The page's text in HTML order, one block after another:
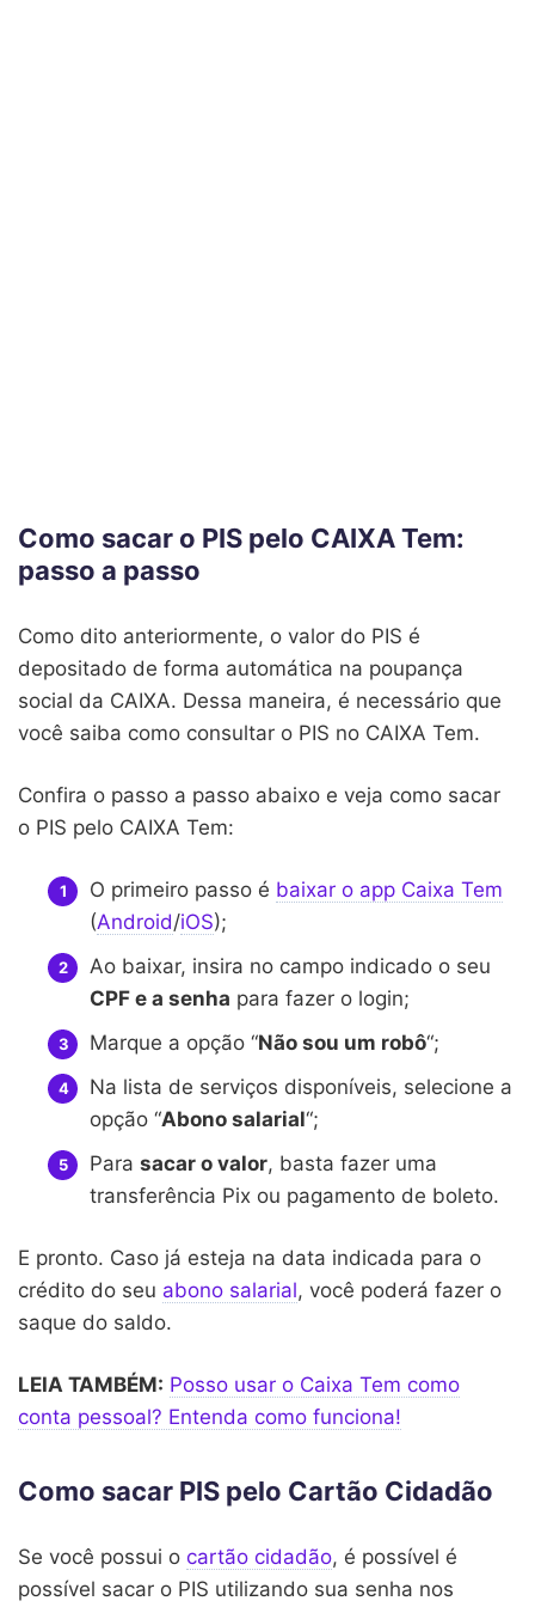
Como sacar o PIS pelo CAIXA Tem:
passo a passo
Como dito anteriormente, o valor do PIS é
depositado de forma automática na poupança
social da CAIXA. Dessa maneira, é necessário que
você saiba como consultar o PIS no CAIXA Tem.
Confira o passo a passo abaixo e veja como sacar
o PIS pelo CAIXA Tem:
O primeiro passo é baixar o app Caixa Tem
(Android/iOS);
Ao baixar, insira no campo indicado o seu
CPF e a senha para fazer o login;
Marque a opção “Não sou um robô“;
Na lista de serviços disponíveis, selecione a
opção “Abono salarial“;
Para sacar o valor, basta fazer uma
transferência Pix ou pagamento de boleto.
E pronto. Caso já esteja na data indicada para o
crédito do seu abono salarial, você poderá fazer o
saque do saldo.
LEIA TAMBÉM: Posso usar o Caixa Tem como
conta pessoal? Entenda como funciona!
Como sacar PIS pelo Cartão Cidadão
Se você possui o cartão cidadão, é possível é
possível sacar o PIS utilizando sua senha nos